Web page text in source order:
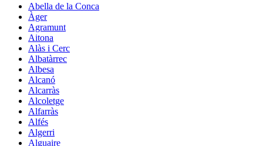
Abella de la Conca
Àger
Agramunt
Aitona
Alàs i Cerc
Albatàrrec
Albesa
Alcanó
Alcarràs
Alcoletge
Alfarràs
Alfés
Algerri
Alguaire